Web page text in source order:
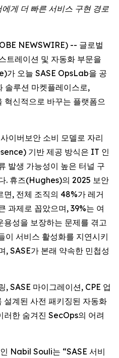
게 더 빠른 서비스 구현 경로
NEWSWIRE) -- 글로벌
트레이션 및 자동화 부문을
가 오늘 SASE OpsLab을 공
솔루션 마켓플레이스로,
혁신적으로 바꾸는 플랫폼으
이버보안 소비 모델로 자리
기반 제공 방식은 IT 인
발생 가능성이 높은 터널 구
. 휴즈(Hughes)의 2025 보안
면, 전체 조직의 48%가 레거
과제로 꼽았으며, 39%는 여
성을 보장하는 문제를 겪고
이 서비스 활성화를 지연시키
, SASE가 본래 약속한 민첩성
SASE 마이그레이션, CPE 업
설계된 사전 패키징된 자동화
러한 숨겨진 SecOps의 어려
Nabil Souli는 “SASE 서비